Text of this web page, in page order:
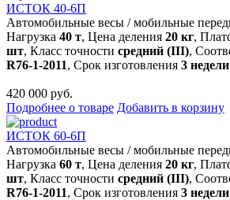
ИСТОК 40-6П
Автомобильные весы /мобильные
Нагрузка 40 т, Цена деления 20 кг,
шт, Класс точности средний (III),
R76-1-2011, Срок изготовления 3 недели
420 000 руб.
Подробнее о товаре Добавить в корзину
ИСТОК 60-6П
Автомобильные весы /мобильные
Нагрузка 60 т, Цена деления 20 кг,
шт, Класс точности средний (III),
R76-1-2011, Срок изготовления 3 недели